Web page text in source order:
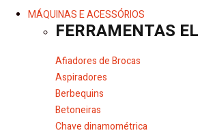
MÁQUINAS E ACESSÓRIOS
FERRAMENTAS
Afiadores de Brocas
Aspiradores
Berbequins
Betoneiras
Chave dinamométrica